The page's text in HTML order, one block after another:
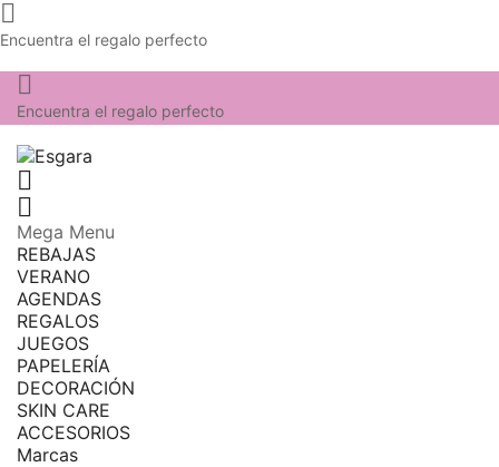

Encuentra el regalo perfecto

Encuentra el regalo perfecto


Mega Menu
REBAJAS
VERANO
AGENDAS
REGALOS
JUEGOS
PAPELERÍA
DECORACIÓN
SKIN CARE
ACCESORIOS
Marcas